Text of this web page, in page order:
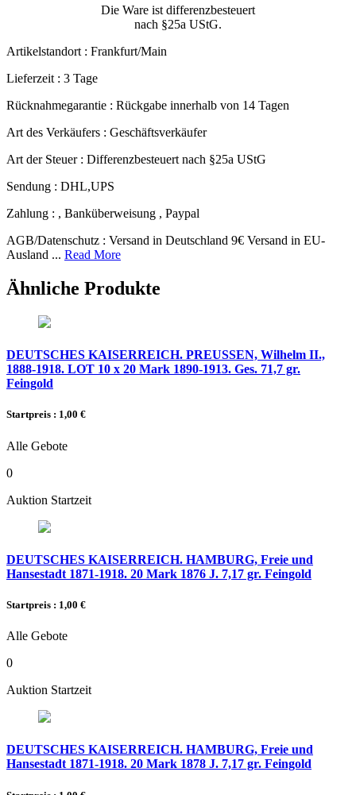
Die Ware ist differenzbesteuert
nach §25a UStG.
Artikelstandort : Frankfurt/Main
Lieferzeit : 3 Tage
Rücknahmegarantie : Rückgabe innerhalb von 14 Tagen
Art des Verkäufers : Geschäftsverkäufer
Art der Steuer : Differenzbesteuert nach §25a UStG
Sendung : DHL,UPS
Zahlung : , Banküberweisung , Paypal
AGB/Datenschutz : Versand in Deutschland 9€ Versand in EU-
Ausland ... Read More
Ähnliche Produkte
DEUTSCHES KAISERREICH. PREUSSEN, Wilhelm II.,
1888-1918. LOT 10 x 20 Mark 1890-1913. Ges. 71,7 gr.
Feingold
Startpreis : 1,00 €
Alle Gebote
0
Auktion Startzeit
DEUTSCHES KAISERREICH. HAMBURG, Freie und
Hansestadt 1871-1918. 20 Mark 1876 J. 7,17 gr. Feingold
Startpreis : 1,00 €
Alle Gebote
0
Auktion Startzeit
DEUTSCHES KAISERREICH. HAMBURG, Freie und
Hansestadt 1871-1918. 20 Mark 1878 J. 7,17 gr. Feingold